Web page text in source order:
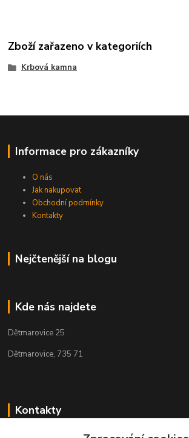
Zboží zařazeno v kategoriích
Krbová kamna
Informace pro zákazníky
O nás
Jak nakupovat
Obchodní podmínky
Kontakty
Nejčtenější na blogu
Kde nás najdete
Dětmarovice 25
Dětmarovice, 735 71
Kontakty